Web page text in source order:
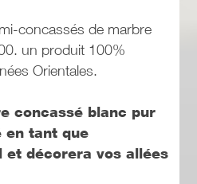
concassés de marbre
un produit 100%
Orientales.
concassé blanc pur
en tant que
et décorera vos allées